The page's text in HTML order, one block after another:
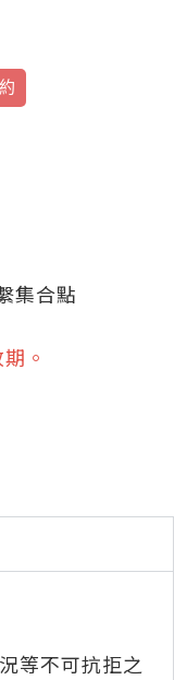
集合點
。
等不可抗拒之